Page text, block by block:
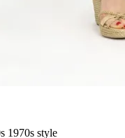
1970s style